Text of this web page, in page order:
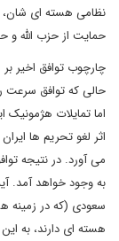
نظامی هسته ای شان،
حمایت از حزب الله و
چارچوب توافق اخیر
حالی که توافق
اما تمایلات
اثر لغو تحریم ها
می آورد. در نتیجه
به وجود خواهد آمد.
سعودی (که در زمینه
هسته ای دارند، به